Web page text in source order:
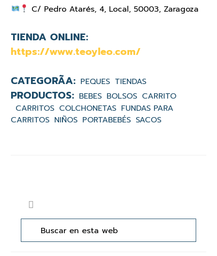
C/ Pedro Atarés, 4, Local, 50003, Zaragoza
TIENDA ONLINE:
https://www.teoyleo.com/
PEQUES TIENDAS
BEBES BOLSOS CARRITO
CARRITOS COLCHONETAS FUNDAS PARA
CARRITOS NIÑOS PORTABEBÉS SACOS
lateral
principal
Buscar
en
web